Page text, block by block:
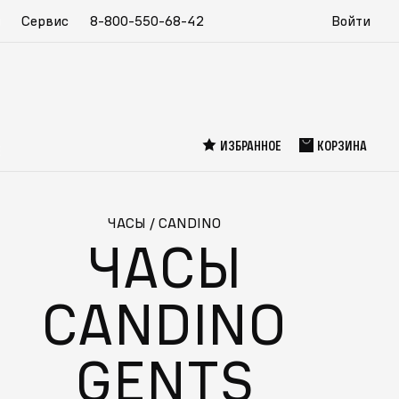
Сервис 8-800-550-68-42 Войти
ИЗБРАННОЕ КОРЗИНА
ЧАСЫ / CANDINO
ЧАСЫ
CANDINO
GENTS